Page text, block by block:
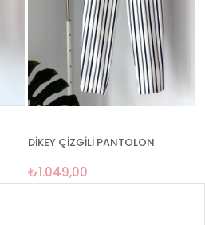
DİKEY ÇİZGİLİ PANTOLON
₺1.049,00